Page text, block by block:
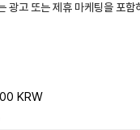
광고 또는 제휴 마케팅을 포함
KRW